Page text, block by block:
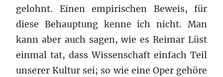
gelohnt. Einen empirischen Beweis, für
diese Behauptung kenne ich nicht. Man
kann aber auch sagen, wie es Reimar Lüst
einmal tat, dass Wissenschaft einfach Teil
unserer Kultur sei; so wie eine Oper gehöre